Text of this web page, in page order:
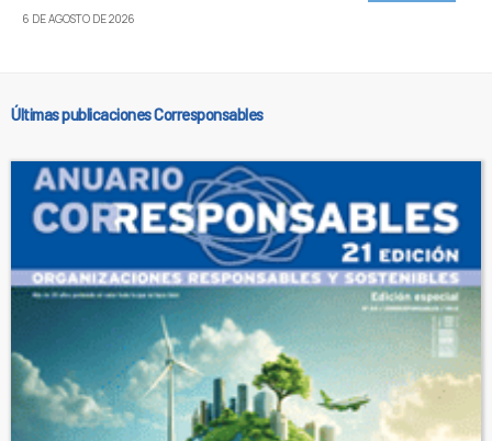
6 DE AGOSTO DE 2026
Últimas publicaciones Corresponsables